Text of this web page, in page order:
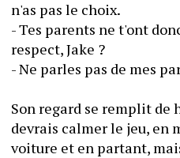
- Tes parents ne t'ont
respect, Jake ?
Son regard se remplit de
devrais calmer le jeu, en
voiture et en partant,